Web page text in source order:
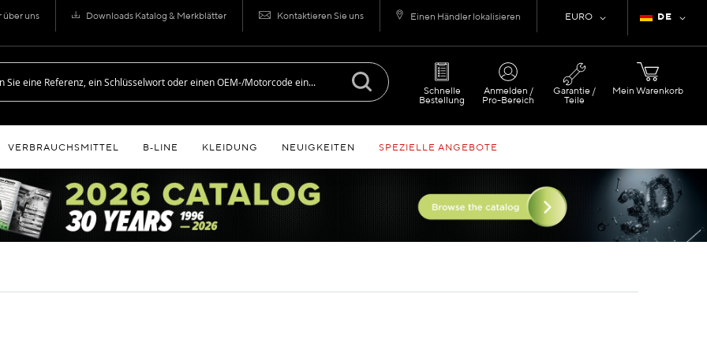
Sprache
DE
Währung
EURO
über uns Downloads Katalog & Merkblätter Kontaktieren Sie uns Einen Händler lokalisieren
Mein Warenkorb
Schnelle
Bestellung
Anmelden /
Pro-Bereich
Garantie /
Teile
VERBRAUCHSMITTEL B‑LINE KLEIDUNG NEUIGKEITEN SPEZIELLE ANGEBOTE